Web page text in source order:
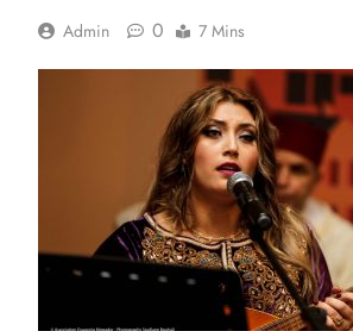
Admin 0 7 Mins